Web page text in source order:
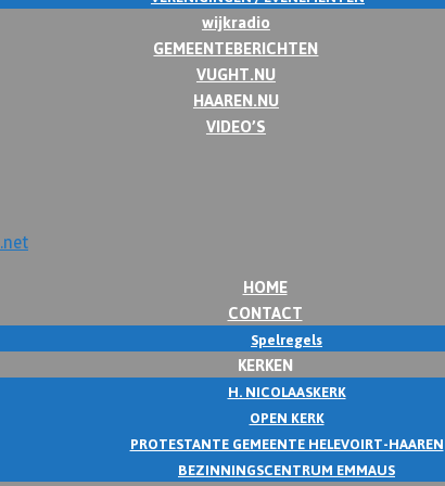
wijkradio
GEMEENTEBERICHTEN
VUGHT.NU
HAAREN.NU
VIDEO’S
HOME
CONTACT
Spelregels
KERKEN
H. NICOLAASKERK
OPEN KERK
PROTESTANTE GEMEENTE HELEVOIRT-HAAREN
BEZINNINGSCENTRUM EMMAUS